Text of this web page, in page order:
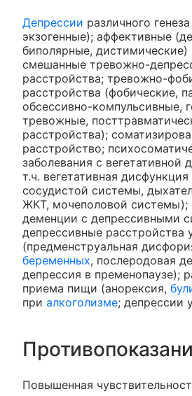
Депрессии различного
экзогенные); аффективные
биполярные, дистимические)
смешанные тревожно-
расстройства; тревожно-
расстройства (фобические,
обсессивно-компульсивные,
тревожные,
расстройства);
расстройство;
заболевания с вегетативной
т.ч. вегетативная
сосудистой системы,
ЖКТ, мочеполовой системы);
деменции с депрессивными
депрессивные расстройства
(предменструальная
беременных, послеродовая
депрессия в пременопаузе);
приема пищи (анорексия,
при алкоголизме; депрессии
Повышенная